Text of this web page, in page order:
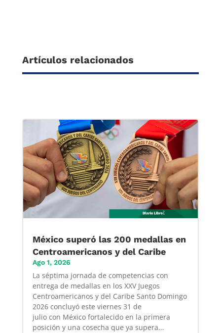
Artículos relacionados
México superó las 200 medallas en
Centroamericanos y del Caribe
Ago 1, 2026
La séptima jornada de competencias con
entrega de medallas en los XXV Juegos
Centroamericanos y del Caribe Santo Domingo
2026 concluyó este viernes 31 de
julio con México fortalecido en la primera
posición y una cosecha que ya supera...